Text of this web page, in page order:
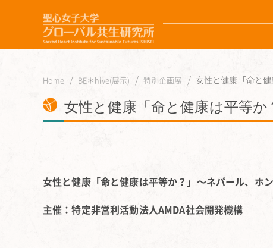
Home BE＊hive(展示) 特別企画展 女性と健康「命と健
女性と健康「命と健康は平等か
女性と健康「命と健康は平等か？」〜ネパール、ホ
主催：特定非営利活動法人AMDA社会開発機構